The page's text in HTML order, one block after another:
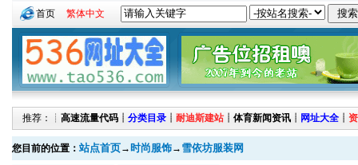
首页 繁体中文
推荐：┊ 高速流量代码 ┊ 分类目录 ┊ 耐迪斯建站 ┊ 体育新闻资讯 ┊ 网址大全 ┊
您目前的位置： 站点首页→ 时尚服饰→ 雪依坊服装网